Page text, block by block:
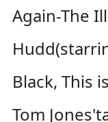
Again-The
Black, This
Tom